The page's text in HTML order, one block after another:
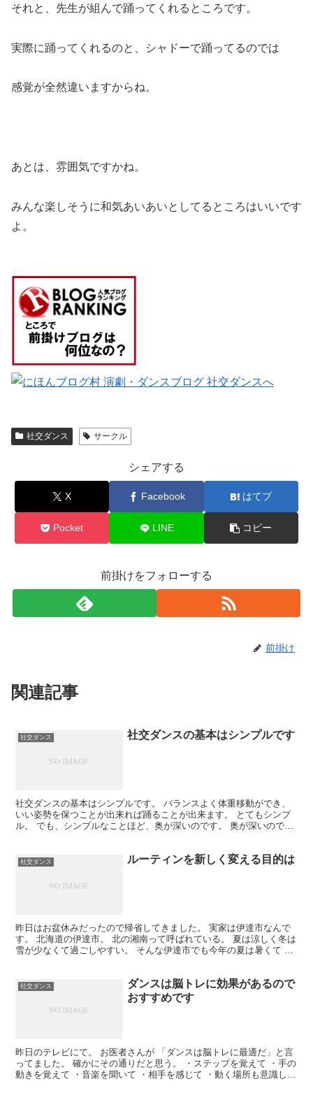
それと、先生が組んで踊ってくれるところです。
実際に踊ってくれるのと、シャドーで踊ってるのでは
感覚が全然違いますからね。
あとは、雰囲気ですかね。
みんな楽しそうに和気あいあいとしてるところはいいです
よ。
社交ダンス サークル
シェアする
X Facebook はてブ
Pocket LINE コピー
前掛けをフォローする
前掛け
関連記事
社交ダンス 社交ダンスの基本はシンプルです
社交ダンスの基本はシンプルです。 バランスよく体重移動ができ、
いい姿勢を保つことが出来れば踊ることが出来ます。 とてもシンプ
ル。 でも、シンプルなことほど、奥が深いのです。 奥が深いので身
社交ダンス ルーティンを新しく変える目的は
昨日はお盆休みだったので帰省してきました。 実家は伊達市なんで
す。 北海道の伊達市。 北の湘南って呼ばれている。 夏は涼しく冬は
雪が少なくて過ごしやすい。 そんな伊達市でも今年の夏は暑くて 大
社交ダンス
ダンスは脳トレに効果があるので
おすすめです
昨日のテレビにて。 お医者さんが 「ダンスは脳トレに最適だ」と言
ってました。 確かにその通りだと思う。 ・ステップを覚えて ・手の
動きを覚えて ・音楽を聞いて ・相手を感じて ・動く場所も意識して